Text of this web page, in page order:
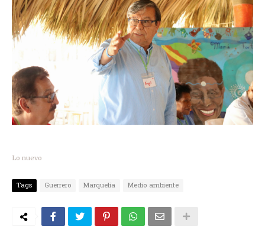
Lo nuevo
Tags Guerrero Marquelia Medio ambiente